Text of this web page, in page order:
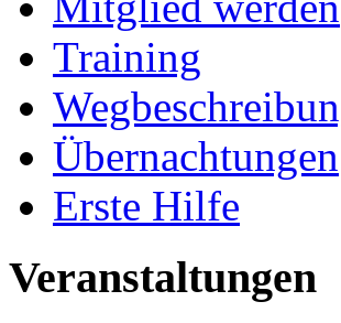
Training
Übernachtungen
Erste Hilfe
Veranstaltungen